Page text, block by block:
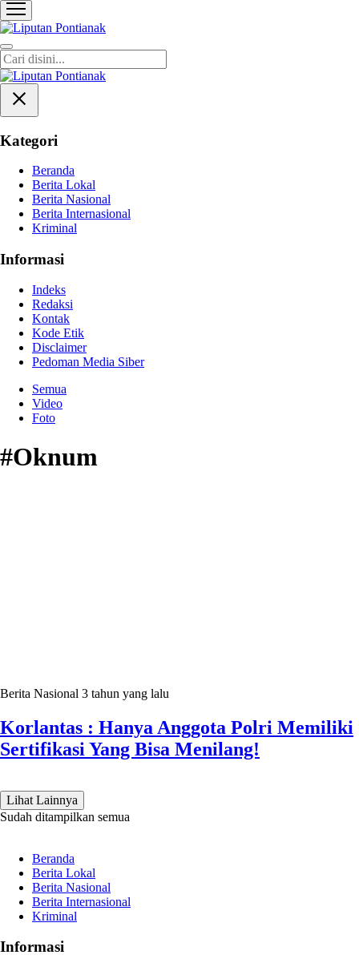
Liputan Pontianak
Berita Terkini dan TerUpdate
Kategori
Beranda
Berita Lokal
Berita Nasional
Berita Internasional
Kriminal
Informasi
Indeks
Redaksi
Kontak
Kode Etik
Disclaimer
Pedoman Media Siber
Semua
Video
Foto
#Oknum
Berita Nasional 3 tahun yang lalu
Korlantas : Hanya Anggota Polri Memiliki
Sertifikasi Yang Bisa Menilang!
Lihat Lainnya
Sudah ditampilkan semua
Beranda
Berita Lokal
Berita Nasional
Berita Internasional
Kriminal
Informasi